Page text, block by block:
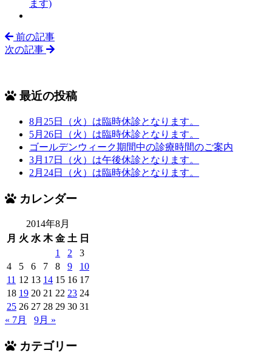
ます)
前の記事
次の記事
最近の投稿
8月25日（火）は臨時休診となります。
5月26日（火）は臨時休診となります。
ゴールデンウィーク期間中の診療時間のご案内
3月17日（火）は午後休診となります。
2月24日（火）は臨時休診となります。
カレンダー
2014年8月
月 火 水 木 金 土 日
1
2
3
4
5 6 7 8 9
10
11 12 13 14 15 16 17
18 19 20 21 22 23 24
25 26 27 28 29 30 31
« 7月
9月 »
カテゴリー